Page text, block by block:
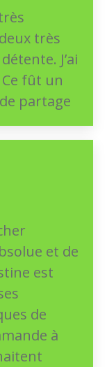
très
J’ai
fût un
partage
et de
est
de
à